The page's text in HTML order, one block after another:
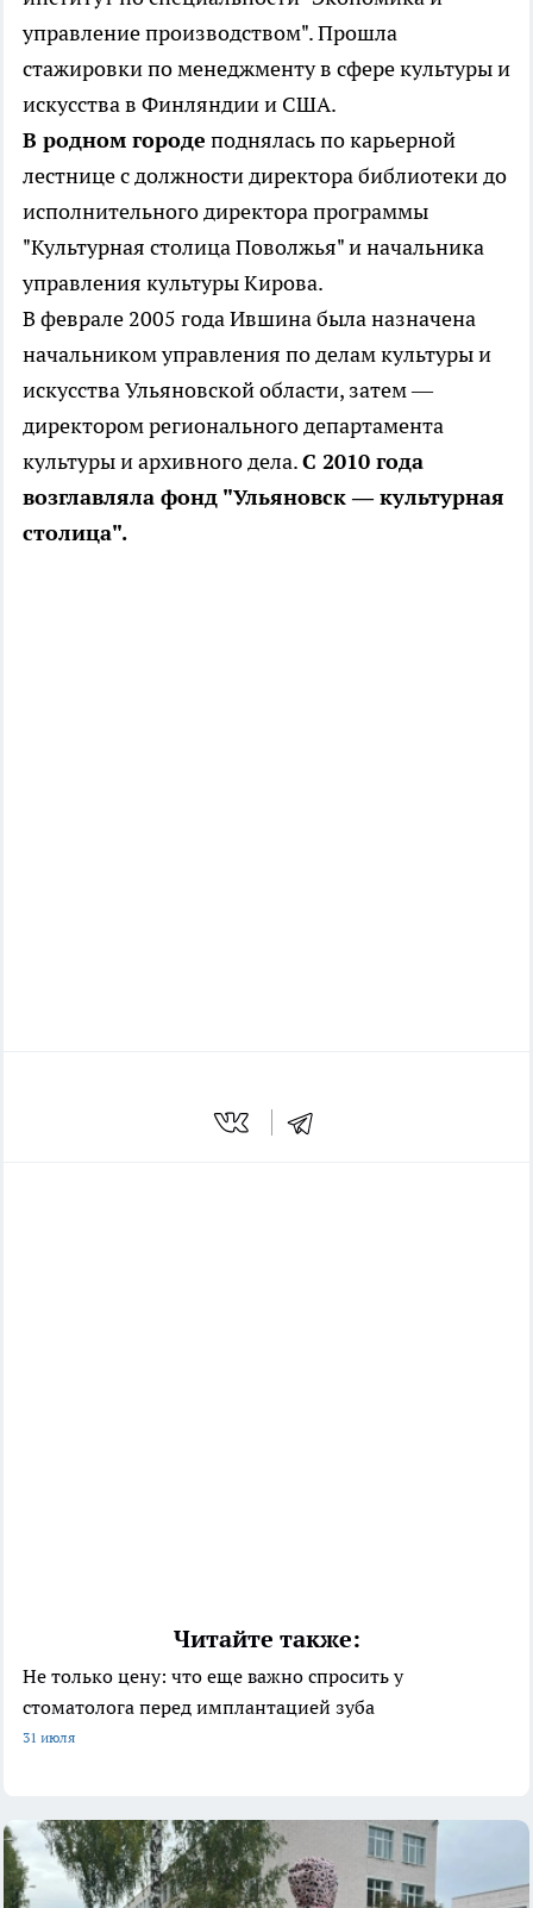
управление производством". Прошла
стажировки по менеджменту в сфере культуры и
искусства в Финляндии и США.
В родном городе поднялась по карьерной
лестнице с должности директора библиотеки до
исполнительного директора программы
"Культурная столица Поволжья" и начальника
управления культуры Кирова.
В феврале 2005 года Ившина была назначена
начальником управления по делам культуры и
искусства Ульяновской области, затем —
директором регионального департамента
культуры и архивного дела.С 2010 года
возглавляла фонд "Ульяновск — культурная
столица".
Читайте также:
Не только цену: что еще важно спросить у
стоматолога перед имплантацией зуба
31 июля